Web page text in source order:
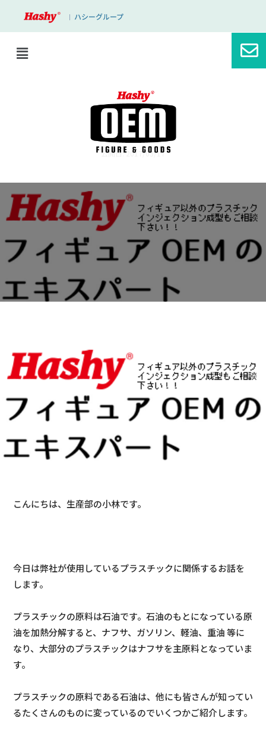
｜ ハシーグループ
ブログ
プラスチックの原料
公開日: 2017/03/17
こんにちは、生産部の小林です。
今日は弊社が使用しているプラスチックに関係するお話を
します。
プラスチックの原料は石油です。石油のもとになっている原
油を加熱分解すると、ナフサ、ガソリン、軽油、重油 等に
なり、大部分のプラスチックはナフサを主原料となっていま
す。
プラスチックの原料である石油は、他にも皆さんが知ってい
るたくさんのものに変っているのでいくつかご紹介します。